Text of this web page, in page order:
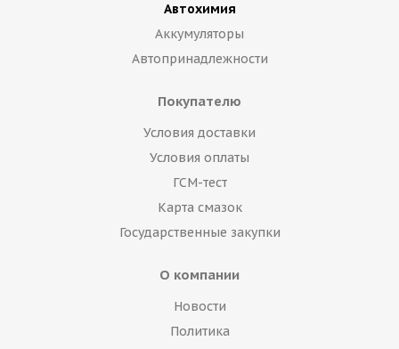
Автохимия
Аккумуляторы
Автопринадлежности
Покупателю
Условия доставки
Условия оплаты
ГСМ-тест
Карта смазок
Государственные закупки
О компании
Новости
Политика